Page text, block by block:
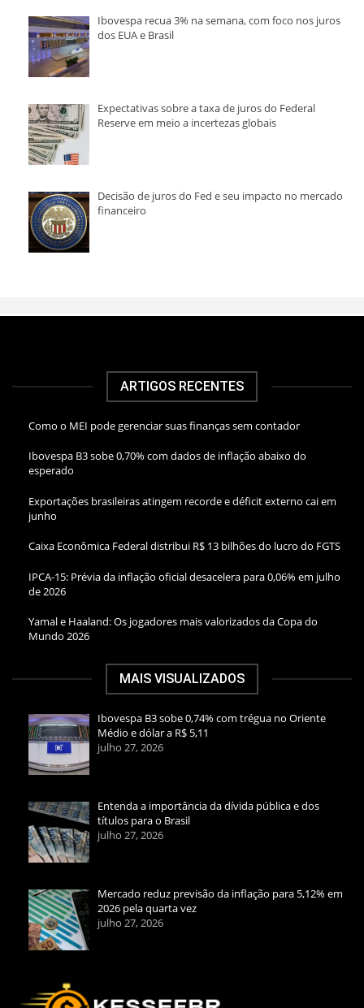
Ibovespa recua 3% na semana, com foco nos juros
dos EUA e Brasil
Expectativas sobre a taxa de juros do Federal
Reserve em meio a incertezas globais
Decisão de juros do Fed e seu impacto no mercado
financeiro
ARTIGOS RECENTES
Como o MEI pode gerenciar suas finanças sem contador
Ibovespa B3 sobe 0,70% com dados de inflação abaixo do
esperado
Exportações brasileiras atingem recorde e déficit externo cai em
junho
Caixa Econômica Federal distribui R$ 13 bilhões do lucro do FGTS
IPCA-15: Prévia da inflação oficial desacelera para 0,06% em julho
de 2026
Yamal e Haaland: Os jogadores mais valorizados da Copa do
Mundo 2026
MAIS VISUALIZADOS
Ibovespa B3 sobe 0,74% com trégua no Oriente
Médio e dólar a R$ 5,11
julho 27, 2026
Entenda a importância da dívida pública e dos
títulos para o Brasil
julho 27, 2026
Mercado reduz previsão da inflação para 5,12% em
2026 pela quarta vez
julho 27, 2026